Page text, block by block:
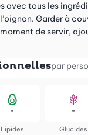
avec tous les
Garder à
de servir,
par
Lipides
-
Glucides
-